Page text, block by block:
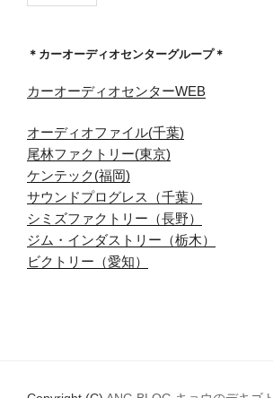
＊カーオーディオセンターグループ＊
カーオーディオセンターWEB
オーディオファイル(千葉)
尾林ファクトリー(東京)
ケンテック(福岡)
サウンドプログレス（千葉）
シミズファクトリー（長野）
ジム・インダストリー（栃木）
ビクトリー（愛知）